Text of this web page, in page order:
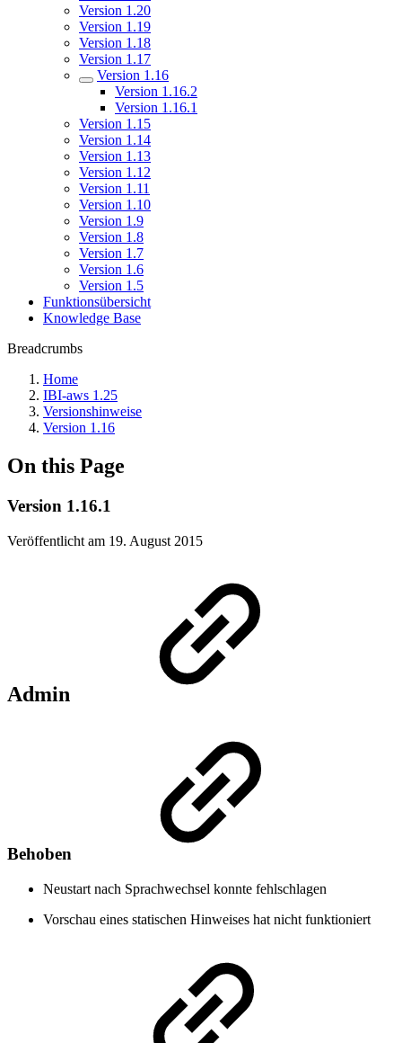
Version 1.20
Version 1.19
Version 1.18
Version 1.17
Version 1.16
Version 1.16.2
Version 1.16.1
Version 1.15
Version 1.14
Version 1.13
Version 1.12
Version 1.11
Version 1.10
Version 1.9
Version 1.8
Version 1.7
Version 1.6
Version 1.5
Funktionsübersicht
Knowledge Base
Breadcrumbs
Home
IBI-aws 1.25
Versionshinweise
Version 1.16
On this Page
Version 1.16.1
Veröffentlicht am 19. August 2015
Admin
Behoben
Neustart nach Sprachwechsel konnte fehlschlagen
Vorschau eines statischen Hinweises hat nicht funktioniert